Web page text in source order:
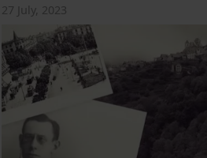
27 July, 2023